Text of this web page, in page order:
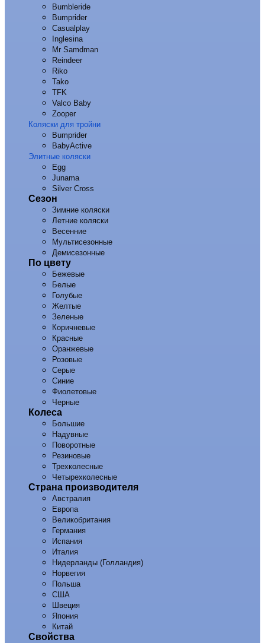
Bumbleride
Bumprider
Casualplay
Inglesina
Mr Samdman
Reindeer
Riko
Tako
TFK
Valco Baby
Zooper
Коляски для тройни
Bumprider
BabyActive
Элитные коляски
Egg
Junama
Silver Cross
Сезон
Зимние коляски
Летние коляски
Весенние
Мультисезонные
Демисезонные
По цвету
Бежевые
Белые
Голубые
Желтые
Зеленые
Коричневые
Красные
Оранжевые
Розовые
Серые
Синие
Фиолетовые
Черные
Колеса
Большие
Надувные
Поворотные
Резиновые
Трехколесные
Четырехколесные
Страна производителя
Австралия
Европа
Великобритания
Германия
Испания
Италия
Нидерланды (Голландия)
Норвегия
Польша
США
Швеция
Япония
Китай
Свойства